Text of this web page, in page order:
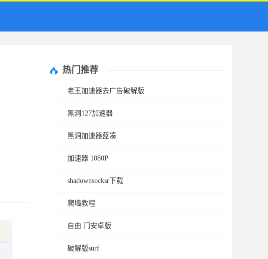
热门推荐
老王加速器去广告破解版
黑洞127加速器
黑洞加速器蓝凑
加速器 1080P
shadownsocksr下载
爬墙教程
自由 门安卓版
破解版surf